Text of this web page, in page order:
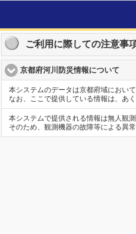
ご利用に際しての注意事
京都府河川防災情報について
本システムのデータは京都府域におい
なお、ここで提供している情報は、あ
本システムで提供される情報は無人観
そのため、観測機器の故障等による異